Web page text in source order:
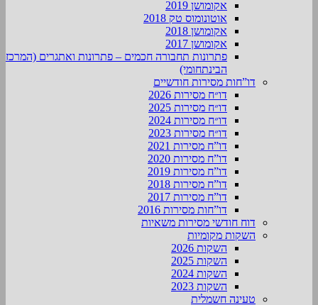
אקומושן 2019
אוטונומוס טק 2018
אקומושן 2018
אקומושן 2017
פתרונות תחבורה חכמים – פתרונות ואתגרים (המרכז
הבינתחומי)
דו”חות מסירות חודשיים
דו״ח מסירות 2026
דו״ח מסירות 2025
דו״ח מסירות 2024
דו״ח מסירות 2023
דו”ח מסירות 2021
דו”ח מסירות 2020
דו”ח מסירות 2019
דו”ח מסירות 2018
דו”ח מסירות 2017
דו”חות מסירות 2016
דוח חודשי מסירות משאיות
השקות מקומיות
השקות 2026
השקות 2025
השקות 2024
השקות 2023
טעינה חשמלית